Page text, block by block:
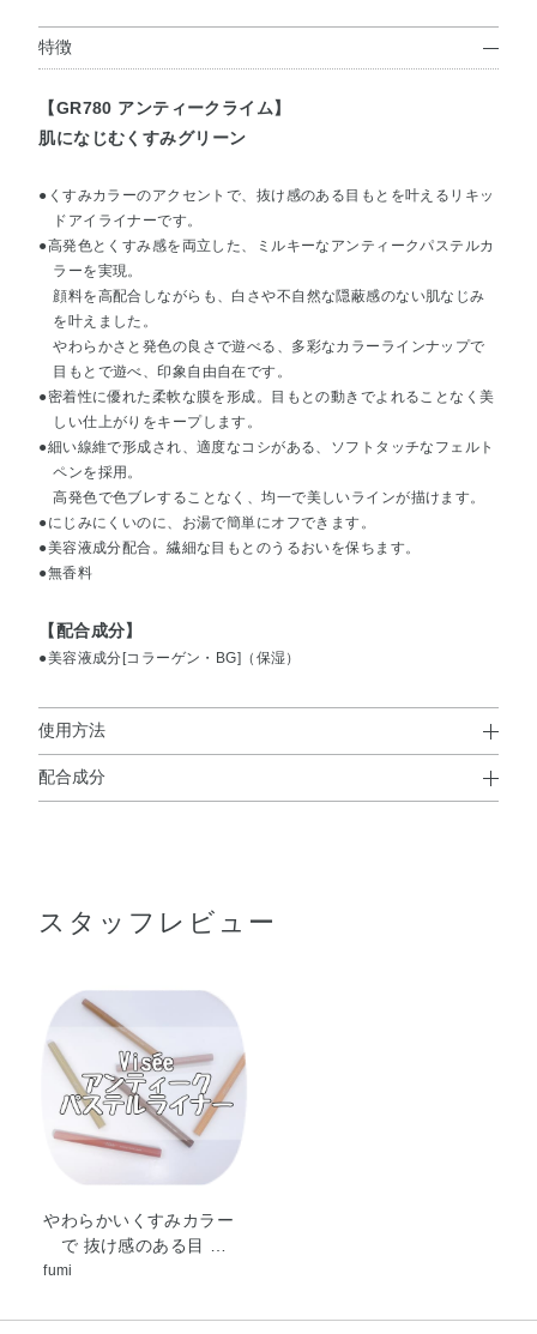
特徴
【GR780 アンティークライム】
肌になじむくすみグリーン
●くすみカラーのアクセントで、抜け感のある目もとを叶えるリキッ
ドアイライナーです。
●高発色とくすみ感を両立した、ミルキーなアンティークパステルカ
ラーを実現。
顔料を高配合しながらも、白さや不自然な隠蔽感のない肌なじみ
を叶えました。
やわらかさと発色の良さで遊べる、多彩なカラーラインナップで
目もとで遊べ、印象自由自在です。
●密着性に優れた柔軟な膜を形成。目もとの動きでよれることなく美
しい仕上がりをキープします。
●細い線維で形成され、適度なコシがある、ソフトタッチなフェルト
ペンを採用。
高発色で色ブレすることなく、均一で美しいラインが描けます。
●にじみにくいのに、お湯で簡単にオフできます。
●美容液成分配合。繊細な目もとのうるおいを保ちます。
●無香料
【配合成分】
●美容液成分[コラーゲン・BG]（保湿）
使用方法
使用方法
●まつ毛のはえぎわにそって描いてください。
※ぬるま湯でしばらくなじませると、簡単に洗い落とせます。ぬる
配合成分
結物・クエン酸・クエン酸Na・スルホコハク酸ジエチルヘ
酸化チタン・酸化鉄
スタッフレビュー
やわらかいくすみカラー
で 抜け感のある目 …
fumi